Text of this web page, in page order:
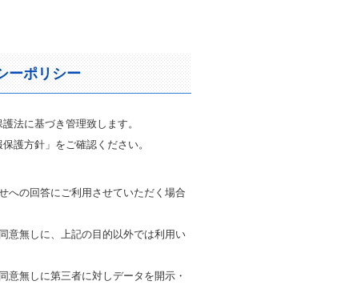
ーポリシー
法に基づき管理致します。
護方針」をご確認ください。
への回答にご利用させていただく場合
意無しに、上記の目的以外では利用い
意無しに第三者に対しデータを開示・